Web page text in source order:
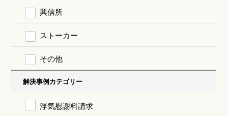
興信所
ストーカー
その他
解決事例カテゴリー
浮気慰謝料請求